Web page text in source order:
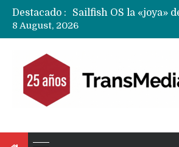
Destacado :
8 August, 2026